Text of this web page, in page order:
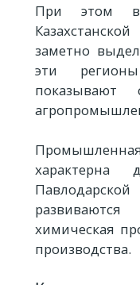
При этом в
заметно
эти
показывают
характерна
химическая
производства.